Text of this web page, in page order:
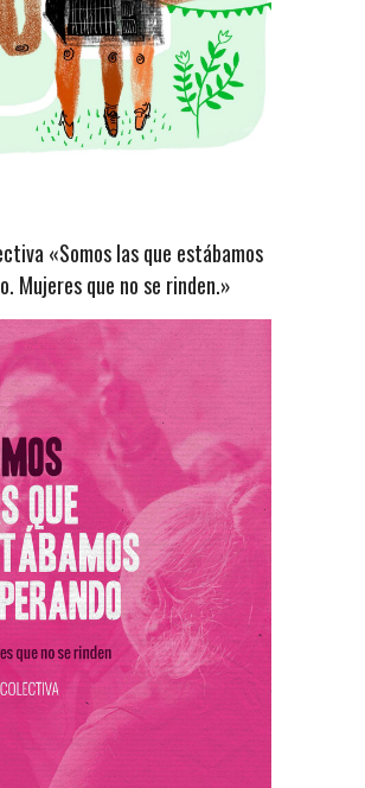
«Somos las que estábamos
Mujeres que no se rinden.»